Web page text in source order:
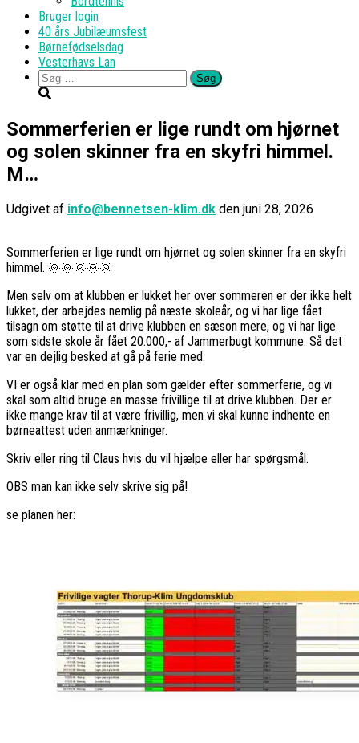
Bruger login
40 års Jubilæumsfest
Børnefødselsdag
Vesterhavs Lan
Søg
efter:
Sommerferien er lige rundt om hjørnet
og solen skinner fra en skyfri himmel.
M…
Udgivet af info@bennetsen-klim.dk den juni 28, 2026
Sommerferien er lige rundt om hjørnet og solen skinner fra en skyfri
himmel. 🌞🌞🌞🌞🌞
Men selv om at klubben er lukket her over sommeren er der ikke helt
lukket, der arbejdes nemlig på næste skoleår, og vi har lige fået
tilsagn om støtte til at drive klubben en sæson mere, og vi har lige
som sidste skole år fået 20.000,- af Jammerbugt kommune. Så det
var en dejlig besked at gå på ferie med.
VI er også klar med en plan som gælder efter sommerferie, og vi
skal som altid bruge en masse frivillige til at drive klubben. Der er
ikke mange krav til at være frivillig, men vi skal kunne indhente en
børneattest uden anmærkninger.
Skriv eller ring til Claus hvis du vil hjælpe eller har spørgsmål.
OBS man kan ikke selv skrive sig på!
se planen her: